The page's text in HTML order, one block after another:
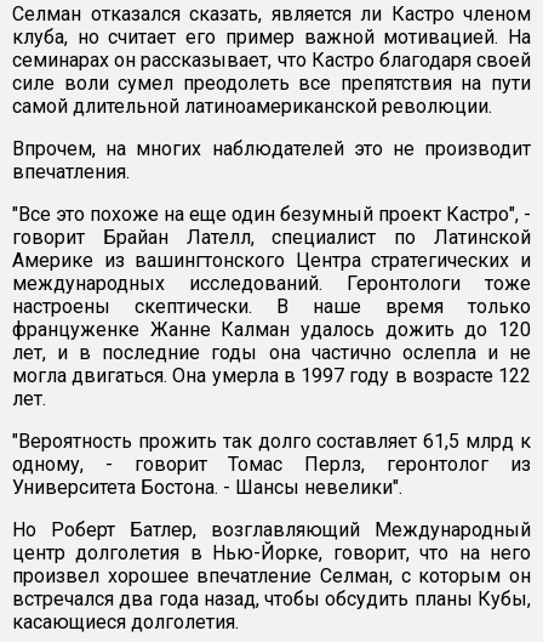
Селман отказался сказать, является ли Кастро членом
клуба, но считает его пример важной мотивацией. На
семинарах он рассказывает, что Кастро благодаря своей
силе воли сумел преодолеть все препятствия на пути
самой длительной латиноамериканской революции.
Впрочем, на многих наблюдателей это не производит
впечатления.
"Все это похоже на еще один безумный проект Кастро", -
говорит Брайан Лателл, специалист по Латинской
Америке из вашингтонского Центра стратегических и
международных исследований. Геронтологи тоже
настроены скептически. В наше время только
француженке Жанне Калман удалось дожить до 120
лет, и в последние годы она частично ослепла и не
могла двигаться. Она умерла в 1997 году в возрасте 122
лет.
"Вероятность прожить так долго составляет 61,5 млрд к
одному, - говорит Томас Перлз, геронтолог из
Университета Бостона. - Шансы невелики".
Но Роберт Батлер, возглавляющий Международный
центр долголетия в Нью-Йорке, говорит, что на него
произвел хорошее впечатление Селман, с которым он
встречался два года назад, чтобы обсудить планы Кубы,
касающиеся долголетия.